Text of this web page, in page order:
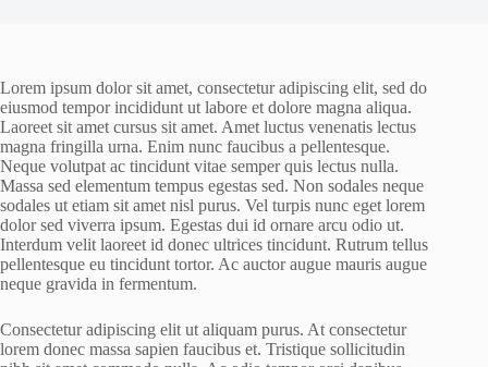
Lorem ipsum dolor sit amet, consectetur adipiscing elit, sed do
eiusmod tempor incididunt ut labore et dolore magna aliqua.
Laoreet sit amet cursus sit amet. Amet luctus venenatis lectus
magna fringilla urna. Enim nunc faucibus a pellentesque.
Neque volutpat ac tincidunt vitae semper quis lectus nulla.
Massa sed elementum tempus egestas sed. Non sodales neque
sodales ut etiam sit amet nisl purus. Vel turpis nunc eget lorem
dolor sed viverra ipsum. Egestas dui id ornare arcu odio ut.
Interdum velit laoreet id donec ultrices tincidunt. Rutrum tellus
pellentesque eu tincidunt tortor. Ac auctor augue mauris augue
neque gravida in fermentum.
Consectetur adipiscing elit ut aliquam purus. At consectetur
lorem donec massa sapien faucibus et. Tristique sollicitudin